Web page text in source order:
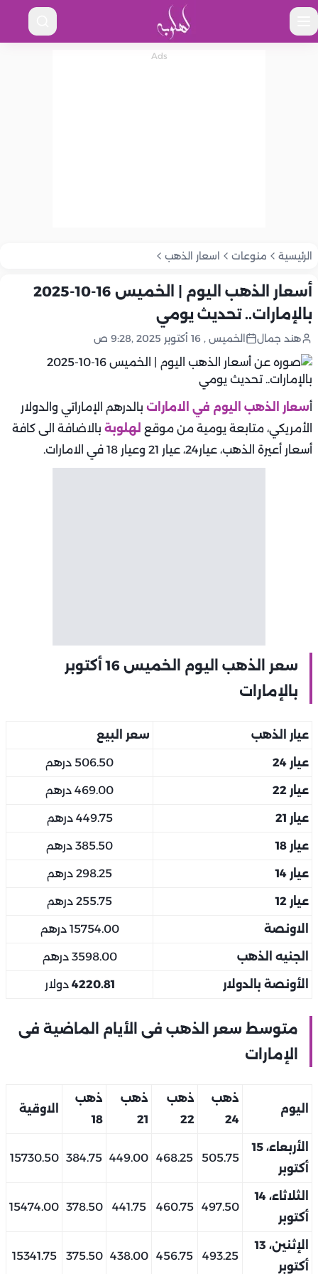
الرئيسية منوعات اسعار الذهب
أسعار الذهب اليوم | الخميس 16-10-2025
بالإمارات.. تحديث يومي
هند جمال الخميس , 16 أكتوبر 2025 ,9:28 ص
أسعار الذهب اليوم في الامارات بالدرهم الإماراتي والدولار
الأمريكي، متابعة يومية من موقع لهلوبة بالاضافة الى كافة
أسعار أعيرة الذهب، عيار24، عيار 21 وعيار 18 في الامارات.
سعر الذهب اليوم الخميس 16 أكتوبر
بالإمارات
عيار الذهب سعر البيع
عيار 24 506.50 درهم
عيار 22 469.00 درهم
عيار 21 449.75 درهم
عيار 18 385.50 درهم
عيار 14 298.25 درهم
عيار 12 255.75 درهم
الاونصة 15754.00 درهم
الجنيه الذهب 3598.00 درهم
الأونصة بالدولار 4220.81 دولار
متوسط سعر الذهب فى الأيام الماضية فى
الإمارات
اليوم
ذهب
24
ذهب
22
ذهب
21
ذهب
18
الاوقية
الأربعاء، 15
أكتوبر
505.75
468.25
449.00
384.75
15730.50
الثلاثاء، 14
أكتوبر
497.50
460.75
441.75
378.50
15474.00
الإثنين، 13
أكتوبر
493.25
456.75
438.00
375.50
15341.75